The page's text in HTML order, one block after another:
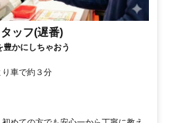
ッフ(遅番)
かにしちゃおう
車で約３分